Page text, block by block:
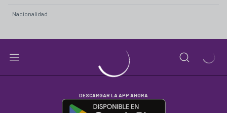
Nacionalidad
DESCARGAR LA APP AHORA